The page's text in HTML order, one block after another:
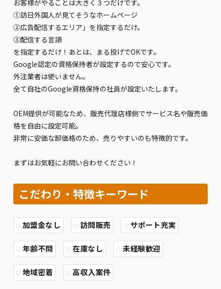
お客様がやることは大きく３つだけです。
①訪日外国人が見てそうなホームページ
②広告配信するエリア」を指定するだけ。
③配信する言語
を指定するだけ！あとは、まる投げでOKです。
Google認定の資格保持者が設定するので安心です。
外注業者は使いません。
全て自社のGoogle資格保持の社員が設定いたします。
OEM提供が可能なため、販売代理店様側でサービス名や販売価
格を自由に設定可能。
非常に安価な卸価格のため、売りやすいのも特徴的です。
まずはお気軽にお問い合わせください！
こだわり・特徴キーワード
加盟金なし 訪問販売 サポート充実
年齢不問 在庫なし 未経験歓迎
地域密着 高収入案件